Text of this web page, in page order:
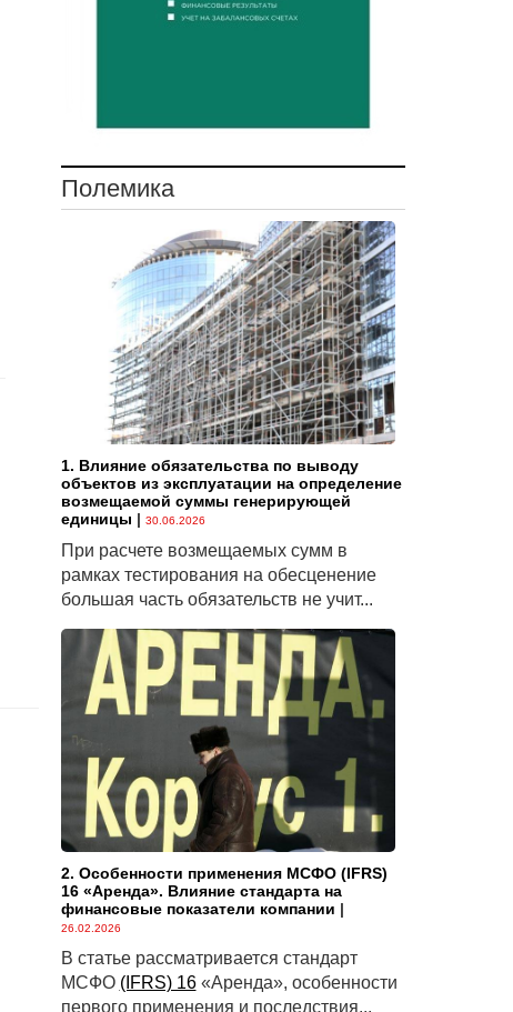
Полемика
1. Влияние обязательства по выводу
объектов из эксплуатации на определение
возмещаемой суммы генерирующей
единицы | 30.06.2026
При расчете возмещаемых сумм в
рамках тестирования на обесценение
большая часть обязательств не учит...
2. Особенности применения МСФО (IFRS)
16 «Аренда». Влияние стандарта на
финансовые показатели компании |
26.02.2026
В статье рассматривается стандарт
МСФО (IFRS) 16«Аренда», особенности
первого применения и последствия...